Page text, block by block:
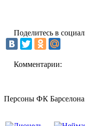
Поделитесь в
Комментарии:
Персоны ФК Барселона